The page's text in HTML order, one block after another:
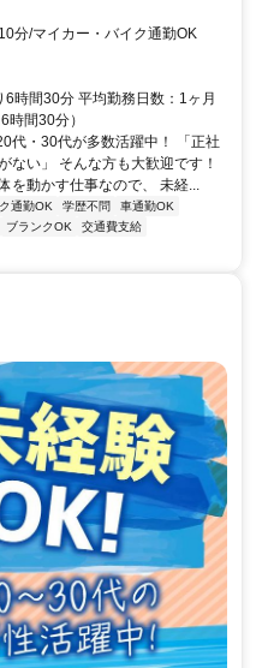
分/マイカー・バイク通勤OK
時間30分 平均勤務日数：1ヶ月
間30分）
代・30代が多数活躍中！ 「正社
ない」 そんな方も大歓迎です！
動かす仕事なので、 未経...
通勤OK 学歴不問
車通勤OK
ブランクOK
交通費支給